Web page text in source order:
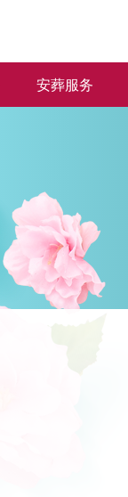
安葬服务